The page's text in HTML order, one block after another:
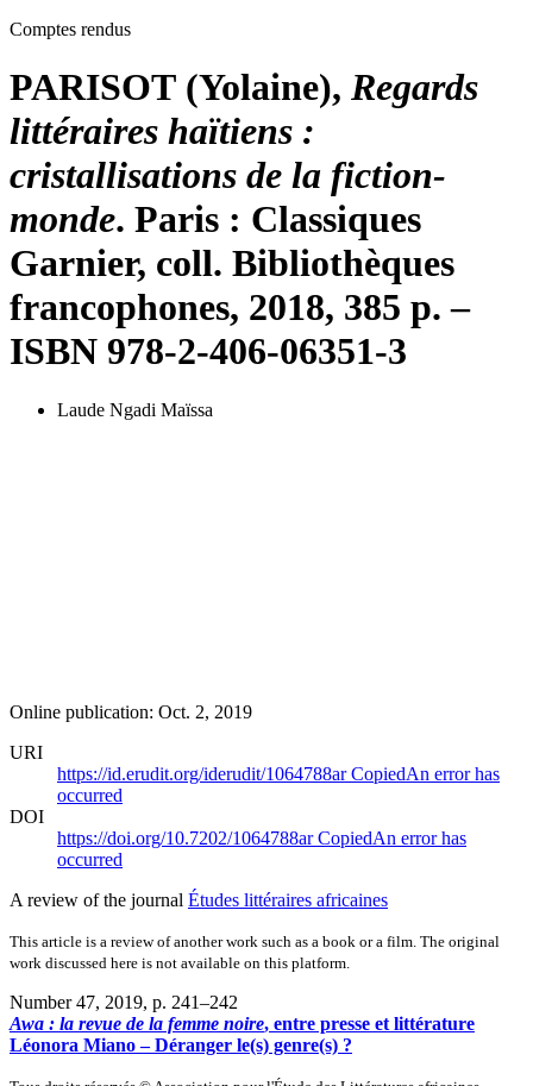
Comptes rendus
PARISOT (Yolaine), Regards
littéraires haïtiens :
cristallisations de la fiction-
monde. Paris : Classiques
Garnier, coll. Bibliothèques
francophones, 2018, 385 p. –
ISBN 978-2-406-06351-3
Laude Ngadi Maïssa
Online publication: Oct. 2, 2019
URI
https://id.erudit.org/iderudit/1064788arCopiedAn error has
occurred
DOI
https://doi.org/10.7202/1064788arCopiedAn error has
occurred
A review of the journal Études littéraires africaines
This article is a review of another work such as a book or a film. The original
work discussed here is not available on this platform.
Number 47, 2019, p. 241–242
Awa : la revue de la femme noire, entre presse et littérature
Léonora Miano – Déranger le(s) genre(s) ?